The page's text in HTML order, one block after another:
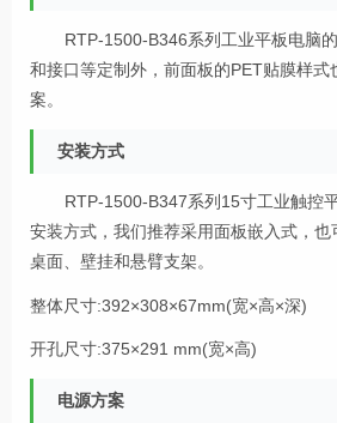
RTP-1500-B346系列工业平板电脑
和接口等定制外，前面板的PET贴膜样式
案。
安装方式
RTP-1500-B347系列15寸工业触控
安装方式，我们推荐采用面板嵌入式，也
桌面、壁挂和悬臂支架。
整体尺寸:392×308×67mm(宽×高×深)
开孔尺寸:375×291 mm(宽×高)
电源方案